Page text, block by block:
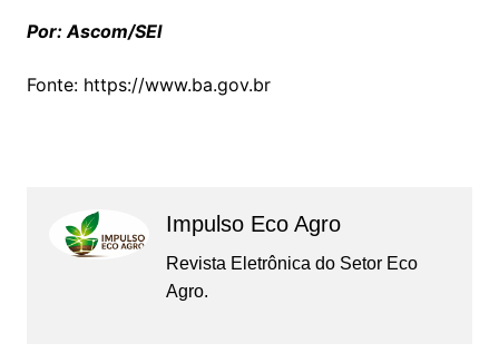
Por: Ascom/SEI
Fonte: https://www.ba.gov.br
Impulso Eco Agro
Revista Eletrônica do Setor Eco
Agro.